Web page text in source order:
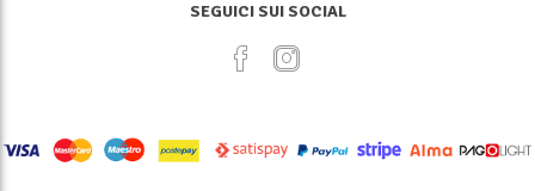
SEGUICI SUI SOCIAL